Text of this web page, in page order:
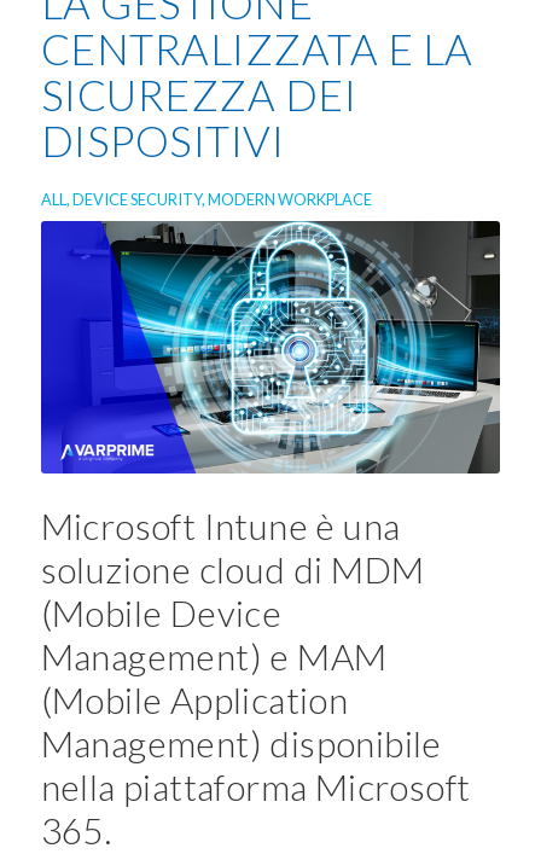
CENTRALIZZATA E LA
SICUREZZA DEI
DISPOSITIVI
ALL,DEVICE SECURITY,MODERN WORKPLACE
Microsoft Intune è una
soluzione cloud di MDM
(Mobile Device
Management) e MAM
(Mobile Application
Management) disponibile
nella piattaforma Microsoft
365.